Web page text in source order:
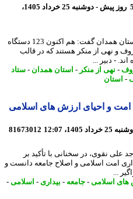
54 روز پیش - دوشنبه 25 خرداد 1405،
دبیر ستاد امر به معروف و نهی از منکر استان همدان گفت: هم اکنون 123 دستگاه
نهی از منکر هستند که در قالب
دبیر ...
نهی از منکر-استان همدان- ستاد
و احیای ارزش های اسلامی
81673012
نقوی، در سخنانی با تأکید بر
اسلامی و اصلاح جامعه دانست و
اسلامی-جامعه-بیداری- اسلامی-